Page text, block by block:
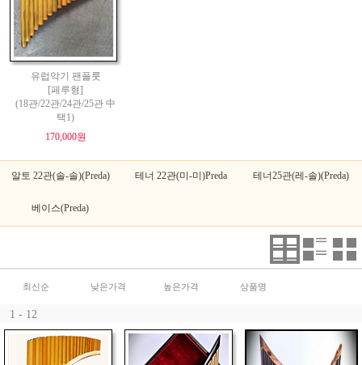
유럽악기 팬플룻
[페루형]
(18관/22관/24관/25관 中
택1)
170,000원
알토 22관(솔-솔)(Preda) 테너 22관(미-미)Preda 테너25관(레-솔)(Preda)
베이스(Preda)
최신순 낮은가격 높은가격 상품명
1 - 12